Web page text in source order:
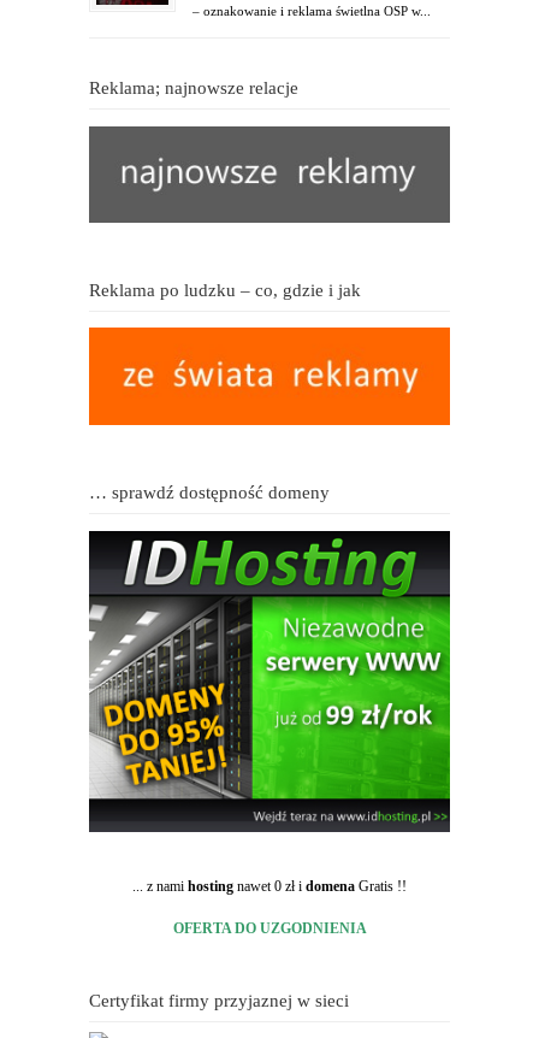
– oznakowanie i reklama świetlna OSP w...
Reklama; najnowsze relacje
Reklama po ludzku – co, gdzie i jak
… sprawdź dostępność domeny
... z nami hosting nawet 0 zł i domena Gratis !!
OFERTA DO UZGODNIENIA
Certyfikat firmy przyjaznej w sieci